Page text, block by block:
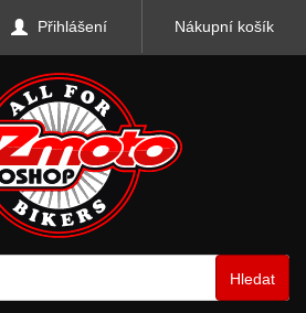
Přihlášení Nákupní košík
Hledat